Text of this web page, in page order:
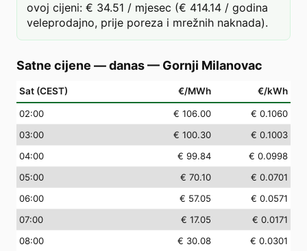
ovoj cijeni: € 34.51 / mjesec (€ 414.14 / godina
veleprodajno, prije poreza i mrežnih naknada).
Satne cijene — danas— Gornji Milanovac
Sat (CEST) €/MWh €/kWh
02:00 € 106.00
€ 0.1060
03:00 € 100.30
€ 0.1003
04:00 € 99.84
€ 0.0998
05:00 € 70.10
€ 0.0701
06:00 € 57.05
€ 0.0571
07:00 € 17.05
€ 0.0171
08:00 € 30.08
€ 0.0301